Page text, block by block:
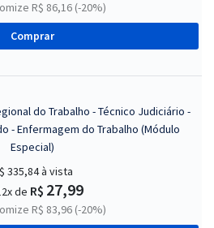
R$ 86,16 (-20%)
Comprar
do Trabalho - Técnico Judiciário -
- Enfermagem do Trabalho (Módulo
Especial)
335,84à vista
de R$ 27,99
R$ 83,96 (-20%)